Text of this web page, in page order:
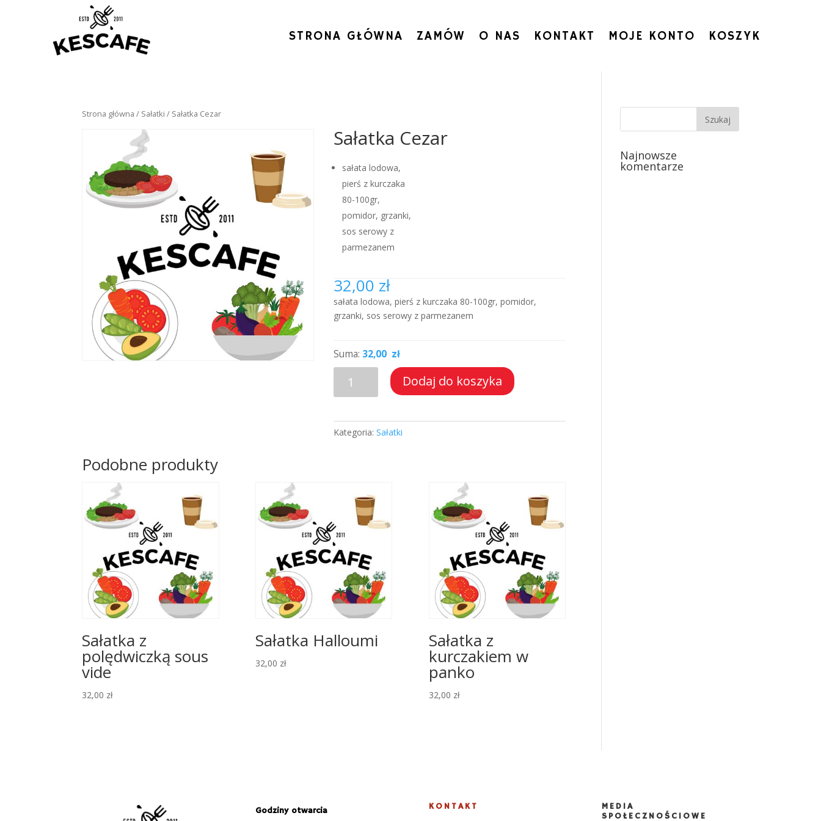
STRONA GŁÓWNA ZAMÓW O NAS KONTAKT MOJE KONTO KOSZYK
Strona główna / Sałatki / Sałatka Cezar
Sałatka Cezar
sałata lodowa,
pierś z kurczaka
80-100gr,
pomidor, grzanki,
sos serowy z
parmezanem
32,00 zł
sałata lodowa, pierś z kurczaka 80-100gr, pomidor,
grzanki, sos serowy z parmezanem
Suma: 32,00 zł
Sałatka
Dodaj do koszyka
Kategoria:Sałatki
Podobne produkty
Sałatka z
polędwiczką sous
vide
32,00 zł
Sałatka Halloumi
32,00 zł
Sałatka z
kurczakiem w
panko
32,00 zł
Najnowsze
komentarze
Godziny otwarcia KONTAKT
MEDIA
SPOŁECZNOŚCIOWE